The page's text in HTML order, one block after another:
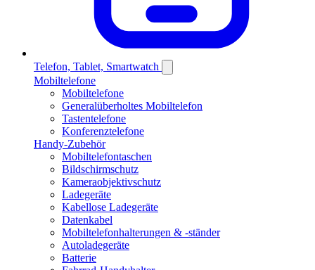
Telefon, Tablet, Smartwatch
Mobiltelefone
Mobiltelefone
Generalüberholtes Mobiltelefon
Tastentelefone
Konferenztelefone
Handy-Zubehör
Mobiltelefontaschen
Bildschirmschutz
Kameraobjektivschutz
Ladegeräte
Kabellose Ladegeräte
Datenkabel
Mobiltelefonhalterungen & -ständer
Autoladegeräte
Batterie